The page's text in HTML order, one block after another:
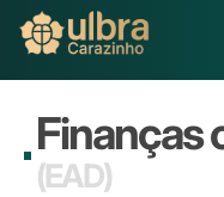
Buscar
Finanças
(EAD)